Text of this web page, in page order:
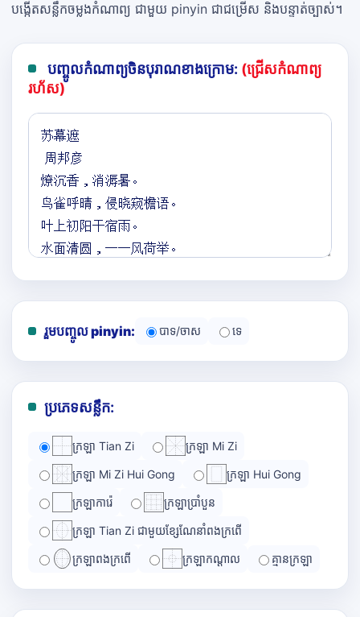
បង្កើតសន្លឹកចម្លងកំណាព្យ ជាមួយ pinyin ជាជម្រើស និងបន្ទាត់ច្បាស់។
បញ្ចូលកំណាព្យចិនបុរាណខាងក្រោម: (ជ្រើសកំណាព្យ
រហ័ស)
រួមបញ្ចូល pinyin: បាទ/ចាស ទេ
ប្រភេទសន្លឹក:
ក្រឡា Tian Zi ក្រឡា Mi Zi
ក្រឡា Mi Zi Hui Gong ក្រឡា Hui Gong
ក្រឡាការ៉េ ក្រឡាប្រាំបួន
ក្រឡា Tian Zi ជាមួយខ្សែណែនាំពងក្រពើ
ក្រឡាពងក្រពើ ក្រឡាកណ្ដាល គ្មានក្រឡា